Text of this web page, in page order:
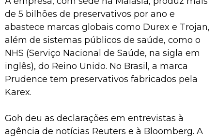
de 5 bilhões de preservativos por ano e
abastece marcas globais como Durex e Trojan,
além de sistemas públicos de saúde, como o
NHS (Serviço Nacional de Saúde, na sigla em
inglês), do Reino Unido. No Brasil, a marca
Prudence tem preservativos fabricados pela
Karex.
Goh deu as declarações em entrevistas à
agência de notícias Reuters e à Bloomberg. A